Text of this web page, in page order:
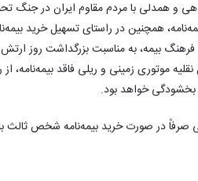
و همدلی با مردم مقاوم ایران در
همچنین در راستای تسهیل خرید
در صورت خرید بیمه‌نامه شخص ثالث با